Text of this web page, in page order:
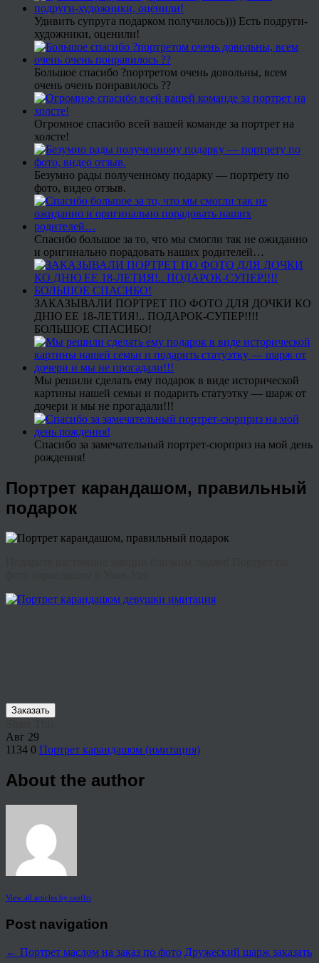
Удивить супруга подарком получилось))) Есть подруги-
художники, оценили!
Большое спасибо ?портретом очень довольны, всем
очень очень понравилось ??
Огромное спасибо всей вашей команде за портрет на
холсте!
Безумно рады полученному подарку — портрету по
фото, видео отзыв.
Спасибо большое за то, что мы смогли так не ожиданно
и оригинально порадовать наших родителей…
ЗАКАЗЫВАЛИ ПОРТРЕТ ПО ФОТО ДЛЯ ДОЧКИ КО
ДНЮ ЕЕ 18-ЛЕТИЯ!.. ПОДАРОК-СУПЕР!!!!
БОЛЬШОЕ СПАСИБО!
Мы решили сделать ему подарок в виде исторической
картины нашей семьи и подарить статуэтку — шарж от
дочери и мы не прогадали!!!
Спасибо за замечательный портрет-сюрприз на мой день
рождения!
Портрет карандашом, правильный
подарок
Заказать
Авг 29
1134 0 Портрет карандашом (имитация)
About the author
View all articles by rauffri
Post navigation
← Портрет маслом на заказ по фото Дружеский шарж заказать